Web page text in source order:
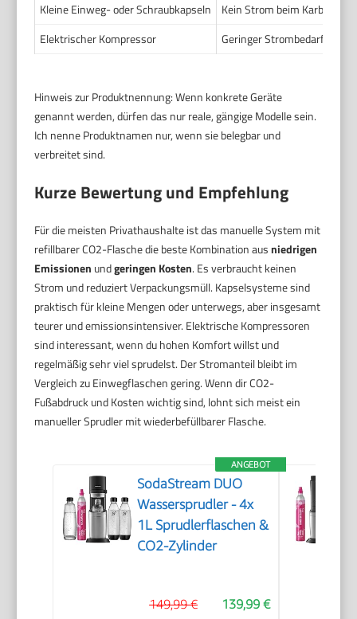
Kleine Einweg- oder Schraubkapseln
Kein Strom beim
Elektrischer Kompressor
Geringer Strombedarf pro
Hinweis zur Produktnennung: Wenn konkrete Geräte
genannt werden, dürfen das nur reale, gängige Modelle sein.
Ich nenne Produktnamen nur, wenn sie belegbar und
verbreitet sind.
Kurze Bewertung und Empfehlung
Für die meisten Privathaushalte ist das manuelle System mit
refillbarer CO2-Flasche die beste Kombination ausniedrigen
Emissionen undgeringen Kosten. Es verbraucht keinen
Strom und reduziert Verpackungsmüll. Kapselsysteme sind
praktisch für kleine Mengen oder unterwegs, aber insgesamt
teurer und emissionsintensiver. Elektrische Kompressoren
sind interessant, wenn du hohen Komfort willst und
regelmäßig sehr viel sprudelst. Der Stromanteil bleibt im
Vergleich zu Einwegflaschen gering. Wenn dir CO2-
Fußabdruck und Kosten wichtig sind, lohnt sich meist ein
manueller Sprudler mit wiederbefüllbarer Flasche.
ANGEBOT
SodaStream DUO
Wassersprudler - 4x
1L Sprudlerflaschen &
CO2-Zylinder
139,99 €
149,99 €